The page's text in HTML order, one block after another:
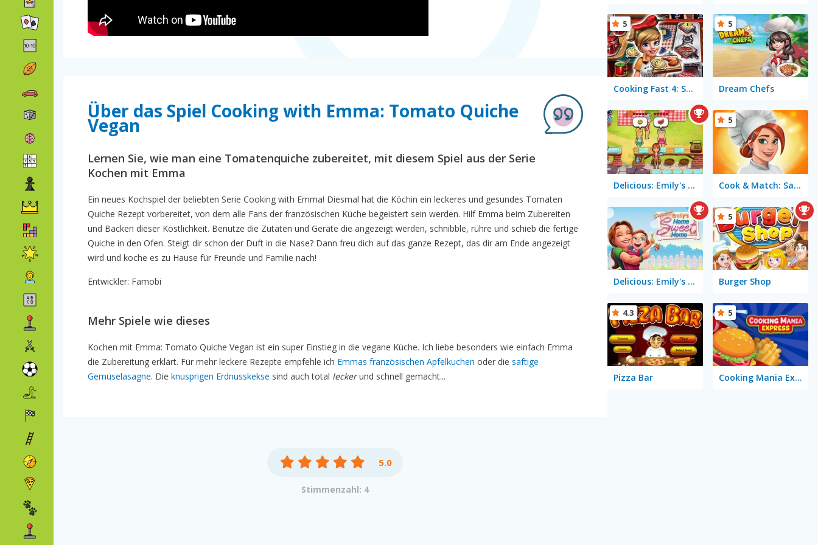
Über das Spiel Cooking with Emma: Tomato Quiche
Vegan
Lernen Sie, wie man eine Tomatenquiche zubereitet, mit diesem Spiel aus der Serie
Kochen mit Emma
Ein neues Kochspiel der beliebten Serie Cooking with Emma! Diesmal hat die Köchin ein leckeres und gesundes Tomaten
Quiche Rezept vorbereitet, von dem alle Fans der französischen Küche begeistert sein werden. Hilf Emma beim Zubereiten
und Backen dieser Köstlichkeit. Benutze die Zutaten und Geräte die angezeigt werden, schnibble, rühre und schieb die fertige
Quiche in den Ofen. Steigt dir schon der Duft in die Nase? Dann freu dich auf das ganze Rezept, das dir am Ende angezeigt
wird und koche es zu Hause für Freunde und Familie nach!
Entwickler: Famobi
Mehr Spiele wie dieses
Kochen mit Emma: Tomato Quiche Vegan ist ein super Einstieg in die vegane Küche. Ich liebe besonders wie einfach Emma
die Zubereitung erklärt. Für mehr leckere Rezepte empfehle ich Emmas französischen Apfelkuchen oder die saftige
Gemüselasagne. Die knusprigen Erdnusskekse sind auch total leckerund schnell gemacht...
5.0
Stimmenzahl: 4
Cooking Fast 4: Steak
5
Dream Chefs
5
Delicious: Emily's Hopes & Fears Cook & Match: Sara's Adventure
5
Delicious: Emily's Home Sweet Home Burger Shop
5
Pizza Bar
4.3
Cooking Mania Express
5